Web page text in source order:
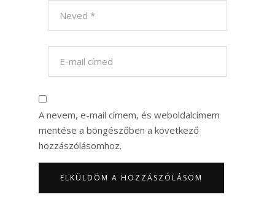
A nevem, e-mail címem, és weboldalcímem
mentése a böngészőben a következő
hozzászólásomhoz.